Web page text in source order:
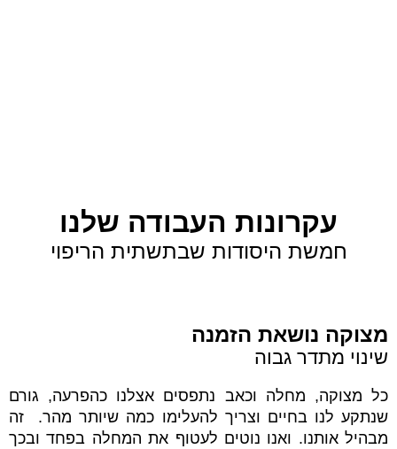
עקרונות העבודה שלנו
חמשת היסודות שבתשתית הריפוי
מצוקה נושאת הזמנה
שינוי מתדר גבוה
כל מצוקה, מחלה וכאב נתפסים אצלנו כהפרעה, גורם
שנתקע לנו בחיים וצריך להעלימו כמה שיותר מהר. זה
מבהיל אותנו. ואנו נוטים לעטוף את המחלה בפחד ובכך